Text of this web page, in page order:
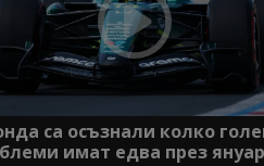
са осъзнали колко
имат едва през